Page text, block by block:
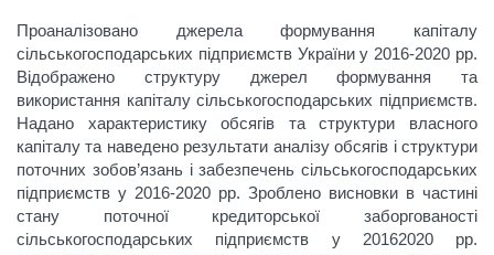
Проаналізовано джерела формування капіталу
сільськогосподарських підприємств України у 2016-2020 рр.
Відображено структуру джерел формування та
використання капіталу сільськогосподарських підприємств.
Надано характеристику обсягів та структури власного
капіталу та наведено результати аналізу обсягів і структури
поточних зобов’язань і забезпечень сільськогосподарських
підприємств у 2016-2020 рр. Зроблено висновки в частині
стану поточної кредиторської заборгованості
сільськогосподарських підприємств у 20162020 рр.